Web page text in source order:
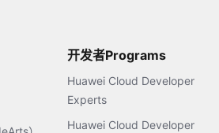
开发者Programs
Huawei Cloud Developer
Experts
Huawei Cloud Developer